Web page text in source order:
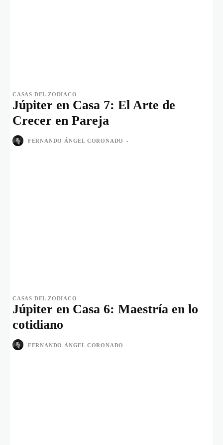
CASAS DEL ZODIACO
Júpiter en Casa 7: El Arte de
Crecer en Pareja
FERNANDO ÁNGEL CORONADO -
CASAS DEL ZODIACO
Júpiter en Casa 6: Maestría en lo
cotidiano
FERNANDO ÁNGEL CORONADO -